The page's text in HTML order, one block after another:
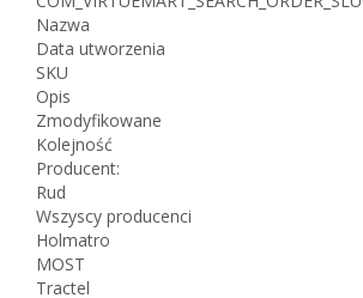
Nazwa
Data utworzenia
SKU
Opis
Zmodyfikowane
Kolejność
Producent:
Rud
Wszyscy producenci
Holmatro
MOST
Tractel